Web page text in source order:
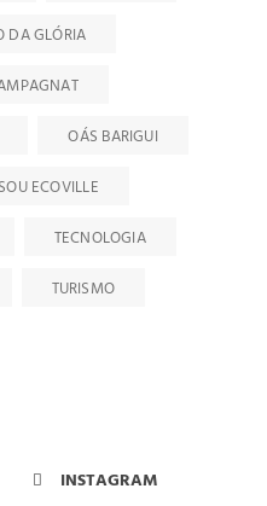
DA GLÓRIA
OÁS BARIGUI
SOU ECOVILLE
TECNOLOGIA
TURISMO
INSTAGRAM